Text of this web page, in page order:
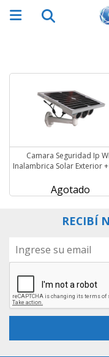
Camara Seguridad Ip
Inalambrica Solar Exterior
Agotado
RECIBÍ